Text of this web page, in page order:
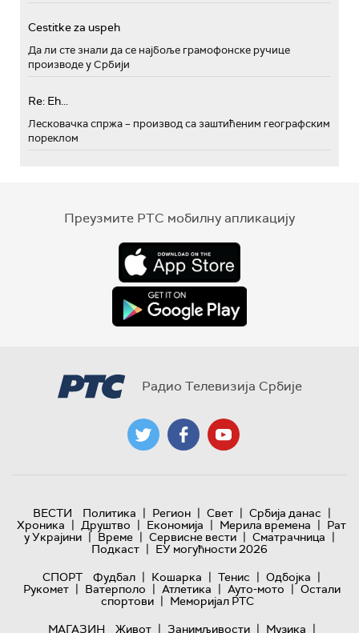
Cestitke za uspeh
Да ли сте знали да се најбоље грамофонске ручице
производе у Србији
Re: Eh...
Лесковачка спржа – производ са заштићеним географским
пореклом
Преузмите РТС мобилну апликацију
Радио Телевизија Србије
ВЕСТИ Политика | Регион | Свет | Србија данас |
Хроника | Друштво | Економија | Мерила времена | Рат
у Украјини | Време | Сервисне вести | Сматрачница |
Подкаст | ЕУ могућности 2026
СПОРТ
Фудбал | Кошарка | Тенис | Одбојка |
Рукомет | Ватерполо | Атлетика | Ауто-мото | Остали
спортови | Меморијал РТС
МАГАЗИН
Живот | Занимљивости | Музика |